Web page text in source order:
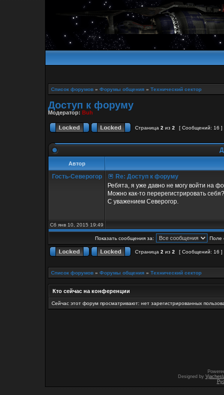
Список форумов » Форумы общения » Технический сектор
Доступ к форуму
Модератор: Buh
Страница 2 из 2 [ Сообщений: 16 ]
Автор
Гость-Северогор
Re: Доступ к форуму
Ребята, я уже давно не могу войти на
Можно как-то перерегистрировать себя?
С уважением Северогор.
Сб янв 10, 2015 19:49
Показать сообщения за: Поле
Страница 2 из 2 [ Сообщений: 16 ]
Список форумов » Форумы общения » Технический сектор
Кто сейчас на конференции
Сейчас этот форум просматривают: нет зарегистрированных
Designed by